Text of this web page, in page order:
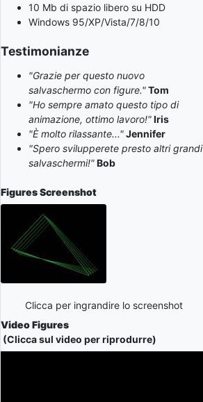
10 Mb di spazio libero su HDD
Windows 95/XP/Vista/7/8/10
Testimonianze
"Grazie per questo nuovo
salvaschermo con figure."Tom
"Ho sempre amato questo tipo di
animazione, ottimo lavoro!"Iris
"È molto rilassante..."Jennifer
"Spero svilupperete presto altri grandi
salvaschermi!"Bob
FiguresScreenshot
Clicca per ingrandire lo screenshot
Video Figures
(Clicca sul video per riprodurre)